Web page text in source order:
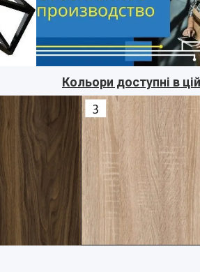
Кольори доступні в